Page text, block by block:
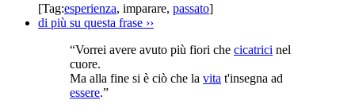
[Tag:esperienza, imparare, passato]
di più su questa frase ››
“Vorrei avere avuto più fiori che cicatrici nel
cuore.
Ma alla fine si è ciò che la vita t'insegna ad
essere.”